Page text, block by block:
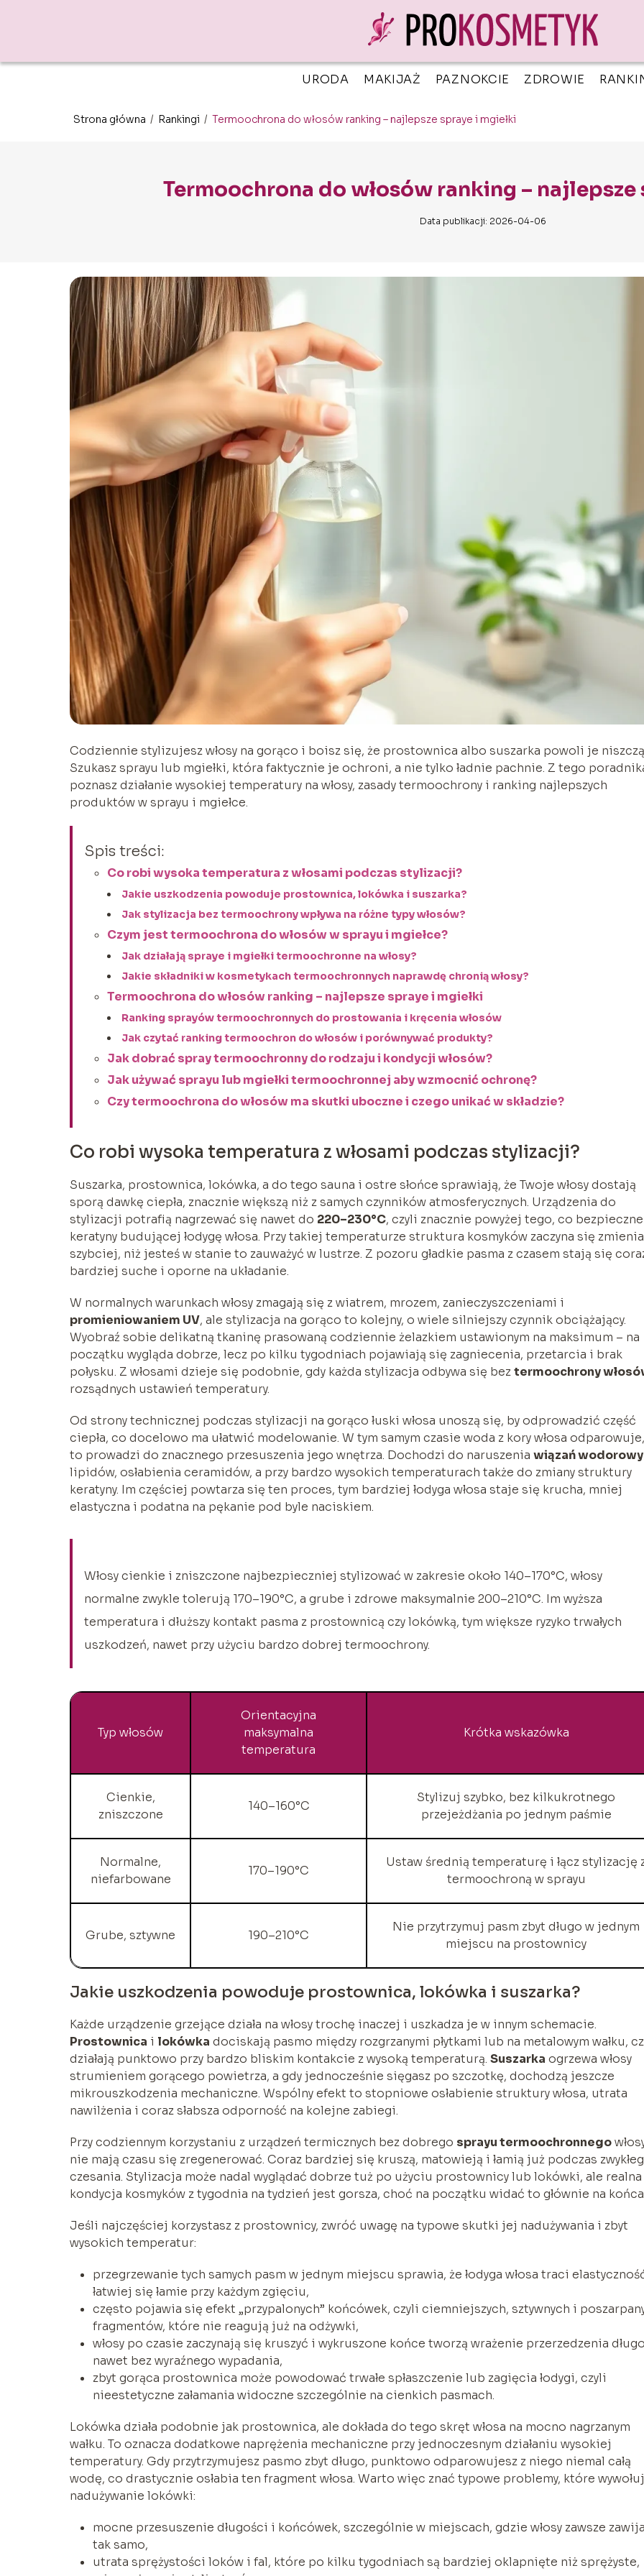
URODA MAKIJAŻ PAZNOKCIE ZDROWIE
Strona główna / Rankingi / Termoochrona do włosów ranking – najlepsze spraye i mgiełki
Termoochrona do włosów ranking – najlepsze
Data publikacji: 2026-04-06
Codziennie stylizujesz włosy na gorąco i boisz się, że prostownica albo suszarka powoli je
Szukasz sprayu lub mgiełki, która faktycznie je ochroni, a nie tylko ładnie pachnie. Z tego
poznasz działanie wysokiej temperatury na włosy, zasady termoochrony i ranking najlepszych
produktów w sprayu i mgiełce.
Spis treści:
Co robi wysoka temperatura z włosami podczas stylizacji?
Jakie uszkodzenia powoduje prostownica, lokówka i suszarka?
Jak stylizacja bez termoochrony wpływa na różne typy włosów?
Czym jest termoochrona do włosów w sprayu i mgiełce?
Jak działają spraye i mgiełki termoochronne na włosy?
Jakie składniki w kosmetykach termoochronnych naprawdę chronią włosy?
Termoochrona do włosów ranking – najlepsze spraye i mgiełki
Ranking sprayów termoochronnych do prostowania i kręcenia włosów
Jak czytać ranking termoochron do włosów i porównywać produkty?
Jak dobrać spray termoochronny do rodzaju i kondycji włosów?
Jak używać sprayu lub mgiełki termoochronnej aby wzmocnić ochronę?
Czy termoochrona do włosów ma skutki uboczne i czego unikać w składzie?
Co robi wysoka temperatura z włosami podczas stylizacji?
Suszarka, prostownica, lokówka, a do tego sauna i ostre słońce sprawiają, że Twoje włosy dostają
sporą dawkę ciepła, znacznie większą niż z samych czynników atmosferycznych. Urządzenia do
stylizacji potrafią nagrzewać się nawet do 220–230°C, czyli znacznie powyżej tego, co
keratyny budującej łodygę włosa. Przy takiej temperaturze struktura kosmyków zaczyna się
szybciej, niż jesteś w stanie to zauważyć w lustrze. Z pozoru gładkie pasma z czasem stają się
bardziej suche i oporne na układanie.
W normalnych warunkach włosy zmagają się z wiatrem, mrozem, zanieczyszczeniami i
promieniowaniem UV, ale stylizacja na gorąco to kolejny, o wiele silniejszy czynnik obciążający.
Wyobraź sobie delikatną tkaninę prasowaną codziennie żelazkiem ustawionym na maksimum – na
początku wygląda dobrze, lecz po kilku tygodniach pojawiają się zagniecenia, przetarcia i brak
połysku. Z włosami dzieje się podobnie, gdy każda stylizacja odbywa się beztermoochrony
rozsądnych ustawień temperatury.
Od strony technicznej podczas stylizacji na gorąco łuski włosa unoszą się, by odprowadzić część
ciepła, co docelowo ma ułatwić modelowanie. W tym samym czasie woda z kory włosa
to prowadzi do znacznego przesuszenia jego wnętrza. Dochodzi do naruszenia wiązań
lipidów, osłabienia ceramidów, a przy bardzo wysokich temperaturach także do zmiany struktury
keratyny. Im częściej powtarza się ten proces, tym bardziej łodyga włosa staje się krucha, mniej
elastyczna i podatna na pękanie pod byle naciskiem.
Włosy cienkie i zniszczone najbezpieczniej stylizować w zakresie około 140–170°C, włosy
normalne zwykle tolerują 170–190°C, a grube i zdrowe maksymalnie 200–210°C. Im wyższa
temperatura i dłuższy kontakt pasma z prostownicą czy lokówką, tym większe ryzyko trwałych
uszkodzeń, nawet przy użyciu bardzo dobrej termoochrony.
Typ włosów
Orientacyjna
maksymalna
temperatura
Krótka wskazówka
Cienkie,
zniszczone
140–160°C
Stylizuj szybko, bez kilkukrotnego
przejeżdżania po jednym paśmie
Normalne,
niefarbowane
170–190°C
Ustaw średnią temperaturę i łącz stylizację
termoochroną w sprayu
Grube, sztywne 190–210°C
Nie przytrzymuj pasm zbyt długo w jednym
miejscu na prostownicy
Jakie uszkodzenia powoduje prostownica, lokówka i suszarka?
Każde urządzenie grzejące działa na włosy trochę inaczej i uszkadza je w innym schemacie.
Prostownica i lokówka dociskają pasmo między rozgrzanymi płytkami lub na metalowym wałku,
działają punktowo przy bardzo bliskim kontakcie z wysoką temperaturą. Suszarka ogrzewa włosy
strumieniem gorącego powietrza, a gdy jednocześnie sięgasz po szczotkę, dochodzą jeszcze
mikrouszkodzenia mechaniczne. Wspólny efekt to stopniowe osłabienie struktury włosa, utrata
nawilżenia i coraz słabsza odporność na kolejne zabiegi.
Przy codziennym korzystaniu z urządzeń termicznych bez dobrego sprayu termoochronnego
nie mają czasu się zregenerować. Coraz bardziej się kruszą, matowieją i łamią już podczas
czesania. Stylizacja może nadal wyglądać dobrze tuż po użyciu prostownicy lub lokówki, ale realna
kondycja kosmyków z tygodnia na tydzień jest gorsza, choć na początku widać to głównie na
Jeśli najczęściej korzystasz z prostownicy, zwróć uwagę na typowe skutki jej nadużywania i zbyt
wysokich temperatur:
przegrzewanie tych samych pasm w jednym miejscu sprawia, że łodyga włosa traci
łatwiej się łamie przy każdym zgięciu,
często pojawia się efekt „przypalonych” końcówek, czyli ciemniejszych, sztywnych i
fragmentów, które nie reagują już na odżywki,
włosy po czasie zaczynają się kruszyć i wykruszone końce tworzą wrażenie przerzedzenia
nawet bez wyraźnego wypadania,
zbyt gorąca prostownica może powodować trwałe spłaszczenie lub zagięcia łodygi, czyli
nieestetyczne załamania widoczne szczególnie na cienkich pasmach.
Lokówka działa podobnie jak prostownica, ale dokłada do tego skręt włosa na mocno nagrzanym
wałku. To oznacza dodatkowe naprężenia mechaniczne przy jednoczesnym działaniu wysokiej
temperatury. Gdy przytrzymujesz pasmo zbyt długo, punktowo odparowujesz z niego niemal całą
wodę, co drastycznie osłabia ten fragment włosa. Warto więc znać typowe problemy, które
nadużywanie lokówki:
mocne przesuszenie długości i końcówek, szczególnie w miejscach, gdzie włosy zawsze
tak samo,
utrata sprężystości loków i fal, które po kilku tygodniach są bardziej oklapnięte niż sprężyste,